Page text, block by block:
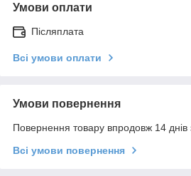
Умови оплати
Післяплата
Всі умови оплати
Умови повернення
Повернення товару впродовж 14 днів
Всі умови повернення